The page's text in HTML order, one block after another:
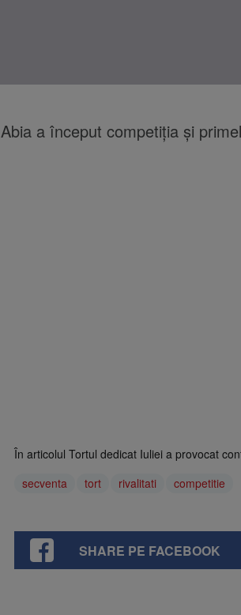
Abia a început competiţia şi
În articolul Tortul dedicat Iuliei a provocat
secventa
tort rivalitati competitie
SHARE PE FACEBOOK